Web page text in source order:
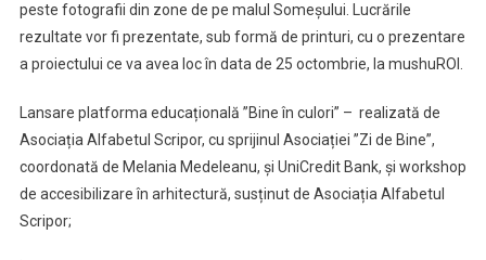
peste fotografii din zone de pe malul Someșului. Lucrările
rezultate vor fi prezentate, sub formă de printuri, cu o prezentare
a proiectului ce va avea loc în data de 25 octombrie, la mushuROI.
Lansare platforma educațională ”Bine în culori” – realizată de
Asociația Alfabetul Scripor, cu sprijinul Asociației ”Zi de Bine”,
coordonată de Melania Medeleanu, și UniCredit Bank, și workshop
de accesibilizare în arhitectură, susținut de Asociația Alfabetul
Scripor;